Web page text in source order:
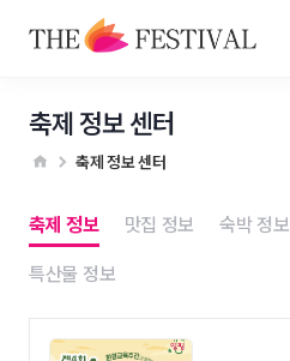
축제 정보 센터
축제 정보 센터
축제 정보 맛집 정보 숙박 정보
특산물 정보